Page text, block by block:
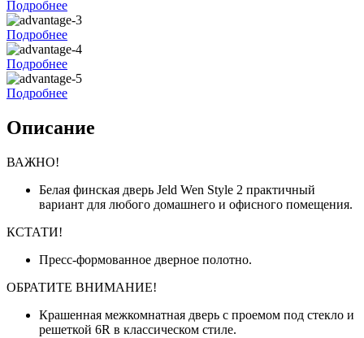
Подробнее
Подробнее
Подробнее
Подробнее
Описание
ВАЖНО!
Белая финская дверь Jeld Wen Style 2 практичный
вариант для любого домашнего и офисного помещения.
КСТАТИ!
Пресс-формованное дверное полотно.
ОБРАТИТЕ ВНИМАНИЕ!
Крашенная межкомнатная дверь с проемом под стекло и
решеткой 6R в классическом стиле.